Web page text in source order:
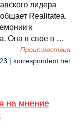
лидера
Realitatea.
к
Она в свое в …
Происшествия
| korrespondent.net
на мнение